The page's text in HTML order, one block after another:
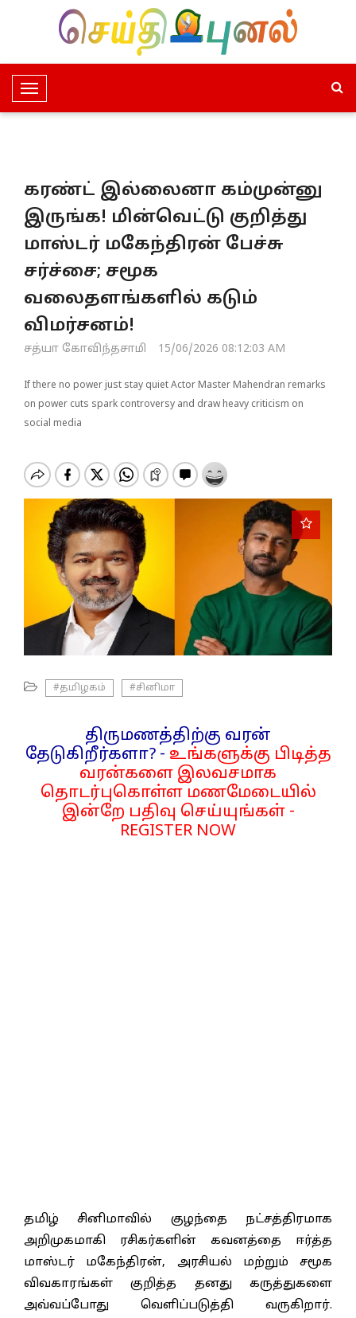
T
o
e
N
a
v
a
t
o
n
கரண்ட் இல்லைனா கம்முன்னு
இருங்க! மின்வெட்டு குறித்து
மாஸ்டர் மகேந்திரன் பேச்சு
சர்ச்சை; சமூக
வலைதளங்களில் கடும்
விமர்சனம்!
சத்யா கோவிந்தசாமி 15/06/2026 08:12:03 AM
If there no power just stay quiet Actor Master Mahendran remarks
on power cuts spark controversy and draw heavy criticism on
social media
#தமிழகம் #சினிமா
திருமணத்திற்கு வரன்
தேடுகிறீர்களா? - உங்களுக்கு பிடித்த
வரன்களை இலவசமாக
தொடர்புகொள்ள மணமேடையில்
இன்றே பதிவு செய்யுங்கள் -
REGISTER NOW
தமிழ் சினிமாவில் குழந்தை நட்சத்திரமாக
அறிமுகமாகி ரசிகர்களின் கவனத்தை ஈர்த்த
மாஸ்டர் மகேந்திரன், அரசியல் மற்றும் சமூக
விவகாரங்கள் குறித்த தனது கருத்துகளை
அவ்வப்போது வெளிப்படுத்தி வருகிறார்.